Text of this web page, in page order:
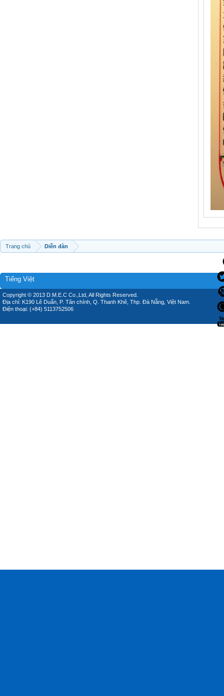
Trang chủ Diễn đàn
Tiếng Việt
Copyright © 2013 D.M.E.C Co.,Ltd, All Rights Reserved.
Địa chỉ: K190 Lê Duẩn, P. Tân chính, Q. Thanh Khê, Thp. Đà Nẵng, Việt Nam.
Điện thoại: (+84) 5113752506